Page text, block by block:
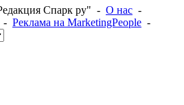
Спарк ру" - О нас -
- Реклама на MarketingPeople -